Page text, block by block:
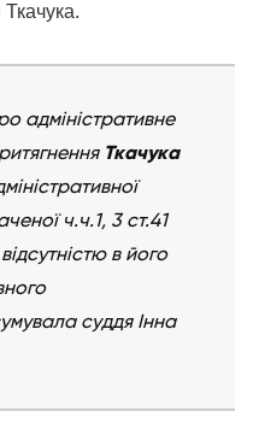
адміністративне
Ткачука
ч.ч.1, 3 ст.41
в його
суддя Інна